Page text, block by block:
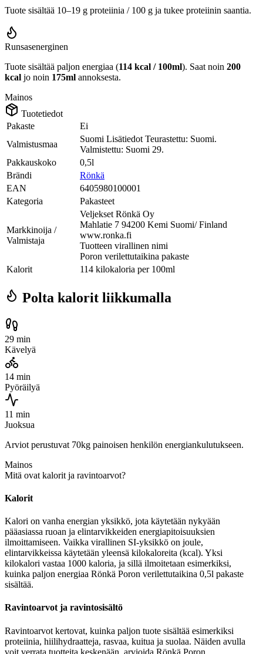
Tuote sisältää 10–19 g proteiinia / 100 g ja tukee proteiinin saantia.
Runsasenerginen
Tuote sisältää paljon energiaa (114 kcal / 100ml). Saat noin 200
kcal jo noin 175ml annoksesta.
Mainos
Tuotetiedot
Pakaste
Ei
Valmistusmaa
Suomi Lisätiedot Teurastettu: Suomi.
Valmistettu: Suomi 29.
Pakkauskoko
0,5l
Brändi
Rönkä
EAN
6405980100001
Kategoria
Pakasteet
Markkinoija /
Valmistaja
Veljekset Rönkä Oy
Mahlatie 7 94200 Kemi Suomi/ Finland
www.ronka.fi
Tuotteen virallinen nimi
Poron verilettutaikina pakaste
Kalorit
114 kilokaloria per 100ml
Polta kalorit liikkumalla
29 min
Kävelyä
14 min
Pyöräilyä
11 min
Juoksua
Arviot perustuvat 70kg painoisen henkilön energiankulutukseen.
Mainos
Mitä ovat kalorit ja ravintoarvot?
Kalorit
Kalori on vanha energian yksikkö, jota käytetään nykyään
pääasiassa ruoan ja elintarvikkeiden energiapitoisuuksien
ilmoittamiseen. Vaikka virallinen SI-yksikkö on joule,
elintarvikkeissa käytetään yleensä kilokaloreita (kcal). Yksi
kilokalori vastaa 1000 kaloria, ja sillä ilmoitetaan esimerkiksi,
kuinka paljon energiaa Rönkä Poron verilettutaikina 0,5l pakaste
sisältää.
Ravintoarvot ja ravintosisältö
Ravintoarvot kertovat, kuinka paljon tuote sisältää esimerkiksi
proteiinia, hiilihydraatteja, rasvaa, kuitua ja suolaa. Näiden avulla
voit verrata tuotteita keskenään, arvioida Rönkä Poron